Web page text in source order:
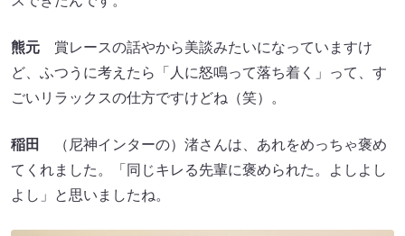
熊元 賞レースの話やから美談みたいになっていますけ
ど、ふつうに考えたら「人に怒鳴って落ち着く」って、す
ごいリラックスの仕方ですけどね（笑）。
稲田
（尼神インターの）渚さんは、あれをめっちゃ褒め
てくれました。「同じキレる先輩に褒められた。よしよし
よし」と思いましたね。